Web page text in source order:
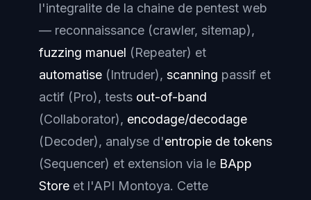
l'integralite de la chaine de pentest web
— reconnaissance (crawler, sitemap),
fuzzing manuel (Repeater) et
automatise (Intruder), scanning passif et
actif (Pro), tests out-of-band
(Collaborator), encodage/decodage
(Decoder), analyse d'entropie de tokens
(Sequencer) et extension via le BApp
Store et l'API Montoya. Cette